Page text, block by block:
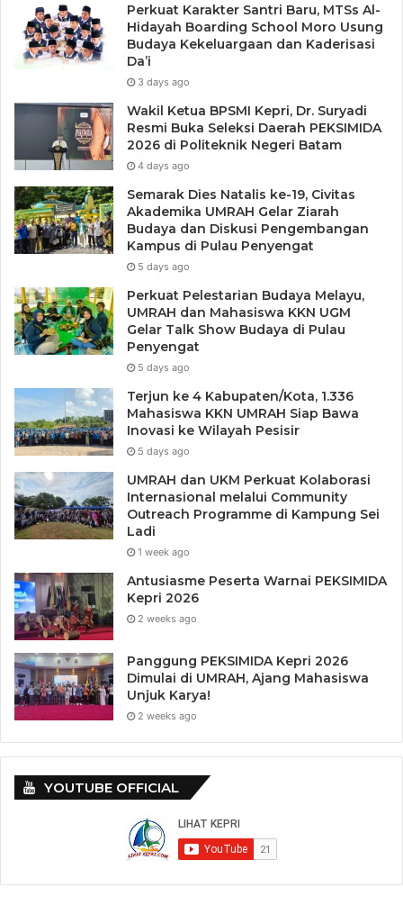
Perkuat Karakter Santri Baru, MTSs Al-
Hidayah Boarding School Moro Usung
Budaya Kekeluargaan dan Kaderisasi
Da’i
3 days ago
Wakil Ketua BPSMI Kepri, Dr. Suryadi
Resmi Buka Seleksi Daerah PEKSIMIDA
2026 di Politeknik Negeri Batam
4 days ago
Semarak Dies Natalis ke-19, Civitas
Akademika UMRAH Gelar Ziarah
Budaya dan Diskusi Pengembangan
Kampus di Pulau Penyengat
5 days ago
Perkuat Pelestarian Budaya Melayu,
UMRAH dan Mahasiswa KKN UGM
Gelar Talk Show Budaya di Pulau
Penyengat
5 days ago
Terjun ke 4 Kabupaten/Kota, 1.336
Mahasiswa KKN UMRAH Siap Bawa
Inovasi ke Wilayah Pesisir
5 days ago
UMRAH dan UKM Perkuat Kolaborasi
Internasional melalui Community
Outreach Programme di Kampung Sei
Ladi
1 week ago
Antusiasme Peserta Warnai PEKSIMIDA
Kepri 2026
2 weeks ago
Panggung PEKSIMIDA Kepri 2026
Dimulai di UMRAH, Ajang Mahasiswa
Unjuk Karya!
2 weeks ago
YOUTUBE OFFICIAL